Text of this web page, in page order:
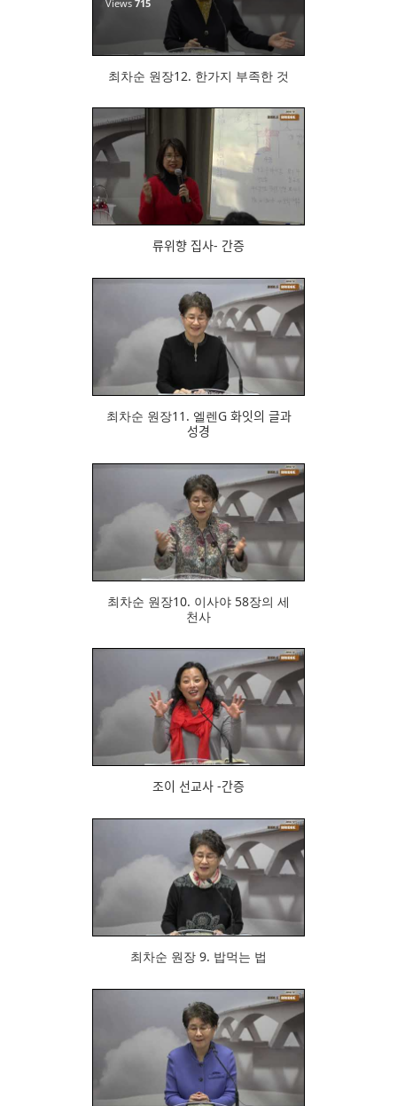
Views715
최차순 원장12. 한가지 부족한 것
727
류위향 집사- 간증
최차순 원장11. 엘렌G 화잇의 글과
성경
최차순 원장10. 이사야 58장의 세
천사
조이 선교사 -간증
최차순 원장 9. 밥먹는 법